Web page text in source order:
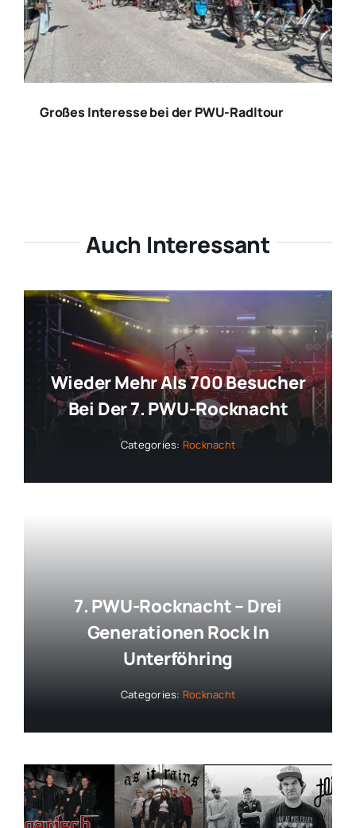
Großes Interesse bei der PWU-Radltour
Auch Interessant
Wieder Mehr Als 700 Besucher
Bei Der 7. PWU-Rocknacht
Categories: Rocknacht
7. PWU-Rocknacht – Drei
Generationen Rock In
Unterföhring
Categories: Rocknacht